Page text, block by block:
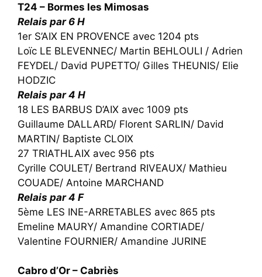
T24 – Bormes les Mimosas
Relais par 6 H
1er S’AIX EN PROVENCE avec 1204 pts
Loïc LE BLEVENNEC/ Martin BEHLOULI / Adrien
FEYDEL/ David PUPETTO/ Gilles THEUNIS/ Elie
HODZIC
Relais par 4 H
18 LES BARBUS D’AIX avec 1009 pts
Guillaume DALLARD/ Florent SARLIN/ David
MARTIN/ Baptiste CLOIX
27 TRIATHLAIX avec 956 pts
Cyrille COULET/ Bertrand RIVEAUX/ Mathieu
COUADE/ Antoine MARCHAND
Relais par 4 F
5ème LES INE-ARRETABLES avec 865 pts
Emeline MAURY/ Amandine CORTIADE/
Valentine FOURNIER/ Amandine JURINE
Cabro d’Or – Cabriès